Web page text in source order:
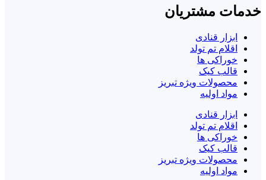
خدمات مشتریان
ابزار قنادی
اقلام تم تولد
خوراکی ها
قالب کیک
محصولات ویژه تبریز
مواد اولیه
ابزار قنادی
اقلام تم تولد
خوراکی ها
قالب کیک
محصولات ویژه تبریز
مواد اولیه